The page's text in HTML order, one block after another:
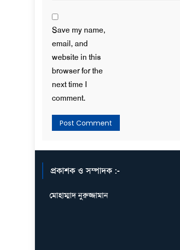
Save my name,
email, and
website in this
browser for the
next time I
comment.
প্রকাশক ও সম্পাদক :-
মোহাম্মাদ নুরুজ্জামান